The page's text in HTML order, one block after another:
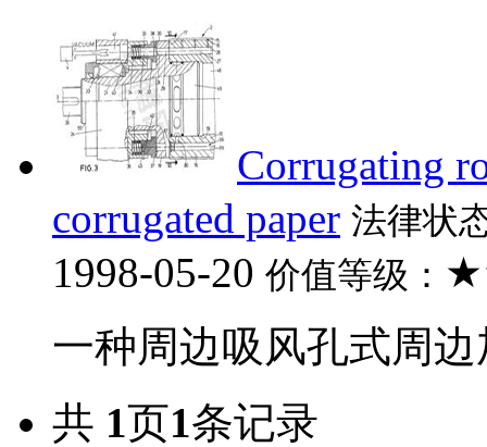
Corrugating
corrugated paper 法律状
1998-05-20 价值等级：
一种周边吸风孔式周
共 1页1条记录